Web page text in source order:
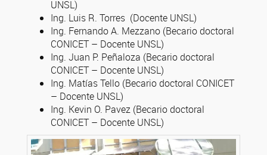
UNSL)
Ing. Luis R. Torres (Docente UNSL)
Ing. Fernando A. Mezzano (Becario doctoral
CONICET – Docente UNSL)
Ing. Juan P. Peñaloza (Becario doctoral
CONICET – Docente UNSL)
Ing. Matías Tello (Becario doctoral CONICET
– Docente UNSL)
Ing. Kevin O. Pavez (Becario doctoral
CONICET – Docente UNSL)